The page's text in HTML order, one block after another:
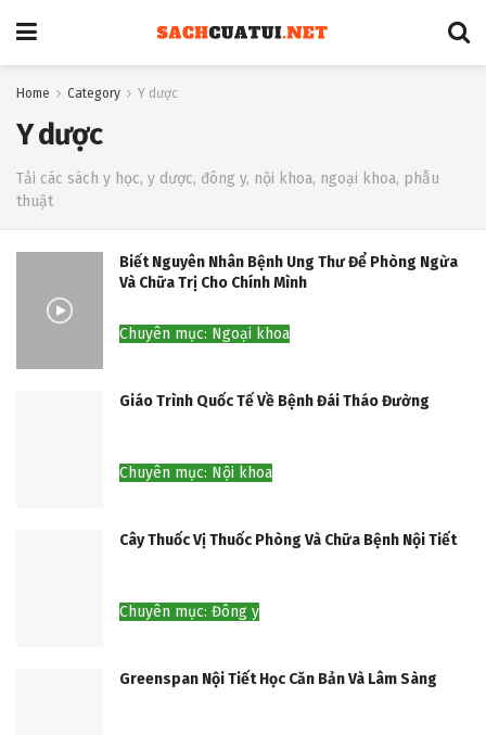
Home Category Y dược
Y dược
Tải các sách y học, y dược, đông y, nội khoa, ngoại khoa, phẫu
thuật
Biết Nguyên Nhân Bệnh Ung Thư Để Phòng Ngừa
Và Chữa Trị Cho Chính Mình
Chuyên mục: Ngoại khoa
Giáo Trình Quốc Tế Về Bệnh Đái Tháo Đường
Chuyên mục: Nội khoa
Cây Thuốc Vị Thuốc Phòng Và Chữa Bệnh Nội Tiết
Chuyên mục: Đông y
Greenspan Nội Tiết Học Căn Bản Và Lâm Sàng